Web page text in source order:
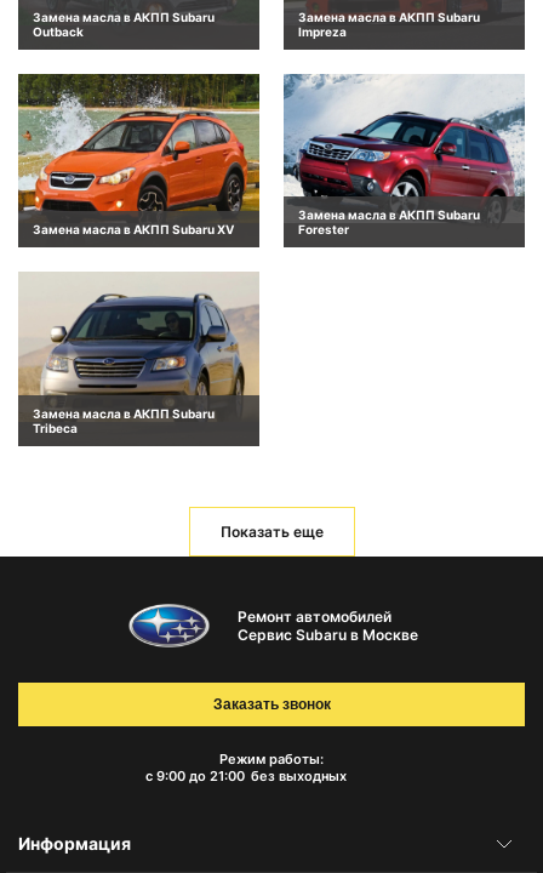
Замена масла в АКПП Subaru
Outback
Замена масла в АКПП Subaru
Impreza
Замена масла в АКПП Subaru XV
Замена масла в АКПП Subaru
Forester
Замена масла в АКПП Subaru
Tribeca
Показать еще
Ремонт автомобилей
Сервис Subaru в Москве
Режим работы:
с 9:00 до 21:00 без выходных
Заказать звонок
Информация